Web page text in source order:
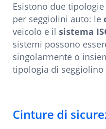
Esistono due
per seggiolini auto: le
veicolo e il sistema
sistemi possono
singolarmente o
tipologia di
Cinture di